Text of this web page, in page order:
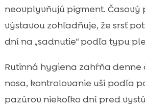
neovplyvňujú pigment. Časový
výstavou zohľadňuje, že srsť
dní na „sadnutie“ podľa typu
Rutinná hygiena zahŕňa denne
nosa, kontrolovanie uší podľa
pazúrov niekoľko dní pred